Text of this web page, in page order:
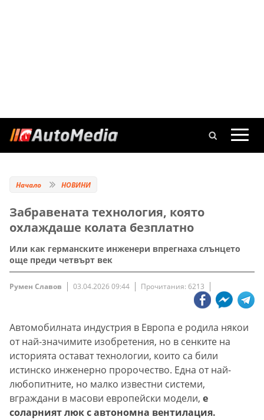
Начало НОВИНИ
Забравената технология, която
охлаждаше колата безплатно
Или как германските инженери впрегнаха слънцето
още преди четвърт век
Румен Славов 03.04.2026 09:44 Прочитания: 6213
Автомобилната индустрия в Европа е родила някои
от най-значимите изобретения, но в сенките на
историята остават технологии, които са били
истинско инженерно пророчество. Една от най-
любопитните, но малко известни системи,
вграждани в масови европейски модели, е
соларният люк с автономна вентилация.